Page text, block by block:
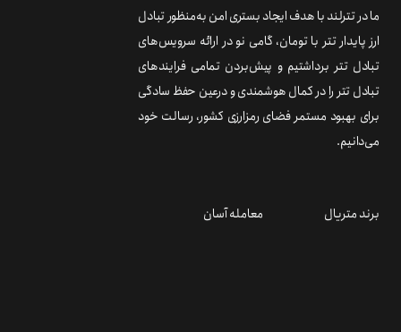
ما در تترلند با هدف ایجاد بستری امن به‌منظور تبادل
ارز پایدار تتر با تومان، گامی نو در ارائه سرویس‌های
تبادل تتر برداشتیم و پیش‌بردن تمامی فرایندهای
تبادل تتر را در کمال هوشمندی و درعین حفظ سادگی
برای بهبود مستمر فضای رمزارزی کشور، رسالت خود
می‌دانیم.
برند متریال معامله آسان